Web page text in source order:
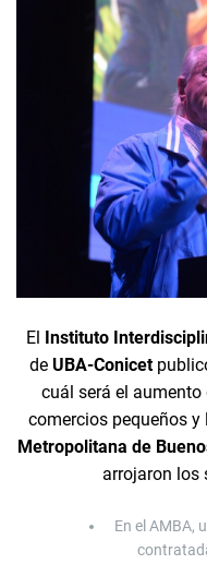
El Instituto
de UBA-Conicet
cuál será el
comercios pequeños y
Metropolitana de
arrojaron los
En el AMBA,